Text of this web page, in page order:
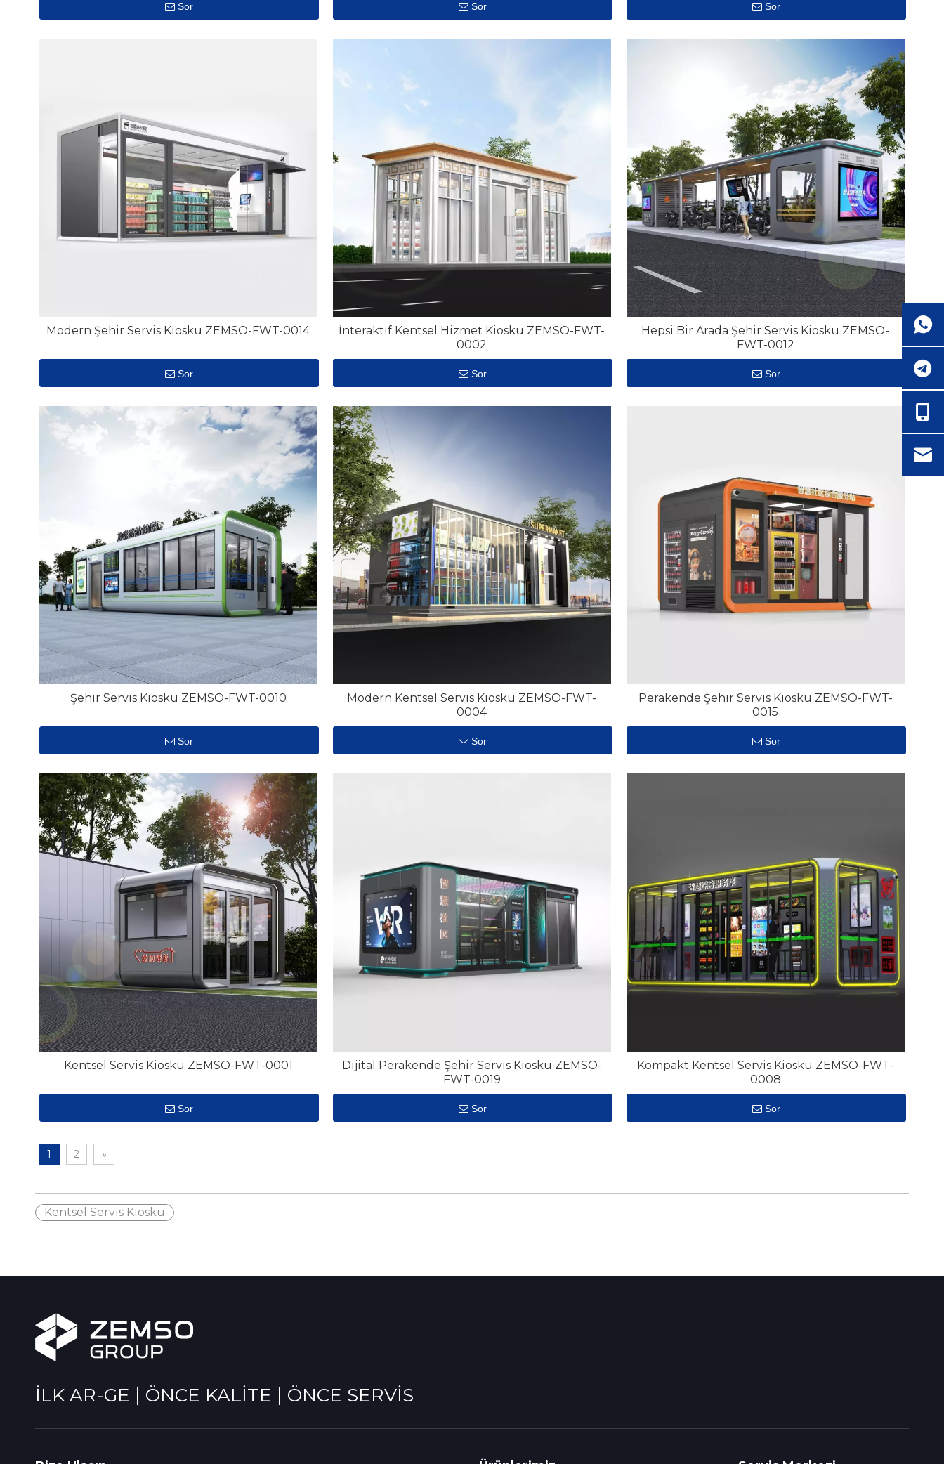
Sor Sor Sor
Modern Şehir Servis Kiosku ZEMSO-FWT-0014
Sor
İnteraktif Kentsel Hizmet Kiosku ZEMSO-FWT-
0002
Sor
Hepsi Bir Arada Şehir Servis Kiosku ZEMSO-
FWT-0012
Sor
Şehir Servis Kiosku ZEMSO-FWT-0010
Sor
Modern Kentsel Servis Kiosku ZEMSO-FWT-
0004
Sor
Perakende Şehir Servis Kiosku ZEMSO-FWT-
0015
Sor
Kentsel Servis Kiosku ZEMSO-FWT-0001
Sor
Dijital Perakende Şehir Servis Kiosku ZEMSO-
FWT-0019
Sor
Kompakt Kentsel Servis Kiosku ZEMSO-FWT-
0008
Sor
1 2 »
Kentsel Servis Kiosku
İLK AR-GE | ÖNCE KALİTE | ÖNCE SERVİS